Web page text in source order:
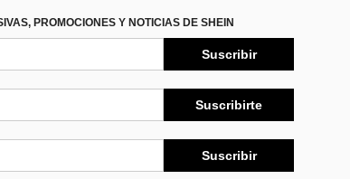
PROMOCIONES Y NOTICIAS DE SHEIN
Suscribir
Suscribirte
Suscribir